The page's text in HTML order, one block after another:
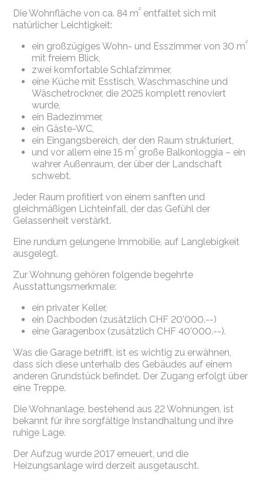
Die Wohnfläche von ca. 84 m² entfaltet sich mit
natürlicher Leichtigkeit:
ein großzügiges Wohn- und Esszimmer von 30 m²
mit freiem Blick,
zwei komfortable Schlafzimmer,
eine Küche mit Esstisch, Waschmaschine und
Wäschetrockner, die 2025 komplett renoviert
wurde,
ein Badezimmer,
ein Gäste-WC,
ein Eingangsbereich, der den Raum strukturiert,
und vor allem eine 15 m² große Balkonloggia – ein
wahrer Außenraum, der über der Landschaft
schwebt.
Jeder Raum profitiert von einem sanften und
gleichmäßigen Lichteinfall, der das Gefühl der
Gelassenheit verstärkt.
Eine rundum gelungene Immobilie, auf Langlebigkeit
ausgelegt.
Zur Wohnung gehören folgende begehrte
Ausstattungsmerkmale:
ein privater Keller,
ein Dachboden (zusätzlich CHF 20'000.--)
eine Garagenbox (zusätzlich CHF 40'000.--).
Was die Garage betrifft, ist es wichtig zu erwähnen,
dass sich diese unterhalb des Gebäudes auf einem
anderen Grundstück befindet. Der Zugang erfolgt über
eine Treppe.
Die Wohnanlage, bestehend aus 22 Wohnungen, ist
bekannt für ihre sorgfältige Instandhaltung und ihre
ruhige Lage.
Der Aufzug wurde 2017 erneuert, und die
Heizungsanlage wird derzeit ausgetauscht.